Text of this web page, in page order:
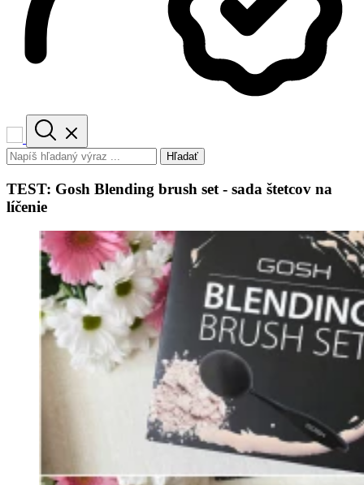
Hľadať
TEST: Gosh Blending brush set - sada štetcov na
líčenie